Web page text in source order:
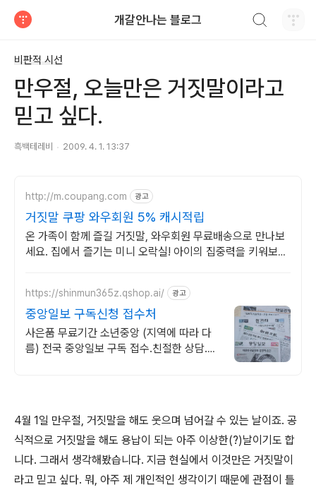
개갈안나는 블로그
비판적 시선
만우절, 오늘만은 거짓말이라고
믿고 싶다.
흑백테레비 2009. 4. 1. 13:37
http://m.coupang.com 광고
거짓말 쿠팡 와우회원 5% 캐시적립
온 가족이 함께 즐길 거짓말, 와우회원 무료배송으로 만나보
세요. 집에서 즐기는 미니 오락실! 아이의 집중력을 키워보세
https://shinmun365z.qshop.ai/ 광고
중앙일보 구독신청 접수처
사은품 무료기간 소년중앙 (지역에 따라 다
름) 전국 중앙일보 구독 접수.친절한 상담.경
4월 1일 만우절, 거짓말을 해도 웃으며 넘어갈 수 있는 날이죠. 공
식적으로 거짓말을 해도 용납이 되는 아주 이상한(?)날이기도 합
니다. 그래서 생각해봤습니다. 지금 현실에서 이것만은 거짓말이
라고 믿고 싶다. 뭐, 아주 제 개인적인 생각이기 때문에 관점이 틀